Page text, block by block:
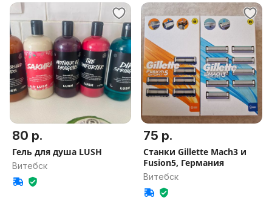
80 р.
Гель для душа LUSH
Витебск
75 р.
Станки Gillette Mach3 и
Fusion5, Германия
Витебск